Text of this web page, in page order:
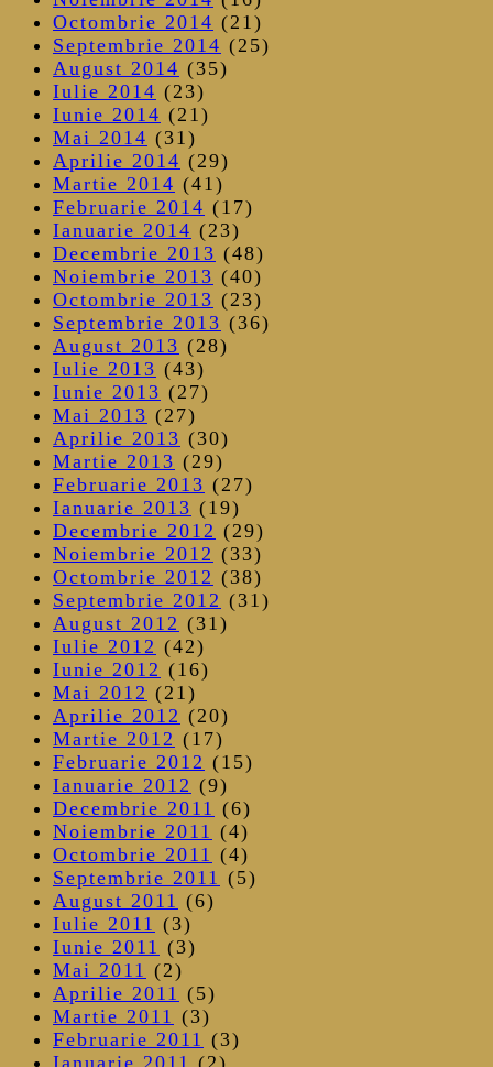
Octombrie 2014 (21)
Septembrie 2014 (25)
August 2014 (35)
Iulie 2014 (23)
Iunie 2014 (21)
Mai 2014 (31)
Aprilie 2014 (29)
Martie 2014 (41)
Februarie 2014 (17)
Ianuarie 2014 (23)
Decembrie 2013 (48)
Noiembrie 2013 (40)
Octombrie 2013 (23)
Septembrie 2013 (36)
August 2013 (28)
Iulie 2013 (43)
Iunie 2013 (27)
Mai 2013 (27)
Aprilie 2013 (30)
Martie 2013 (29)
Februarie 2013 (27)
Ianuarie 2013 (19)
Decembrie 2012 (29)
Noiembrie 2012 (33)
Octombrie 2012 (38)
Septembrie 2012 (31)
August 2012 (31)
Iulie 2012 (42)
Iunie 2012 (16)
Mai 2012 (21)
Aprilie 2012 (20)
Martie 2012 (17)
Februarie 2012 (15)
Ianuarie 2012 (9)
Decembrie 2011 (6)
Noiembrie 2011 (4)
Octombrie 2011 (4)
Septembrie 2011 (5)
August 2011 (6)
Iulie 2011 (3)
Iunie 2011 (3)
Mai 2011 (2)
Aprilie 2011 (5)
Martie 2011 (3)
Februarie 2011 (3)
Ianuarie 2011 (2)